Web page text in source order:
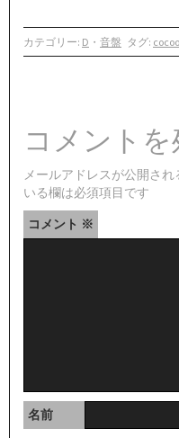
カテゴリー: D ・ 音盤 タグ:
コメントを
メールアドレスが公開され
いる欄は必須項目です
コメント ※
名前